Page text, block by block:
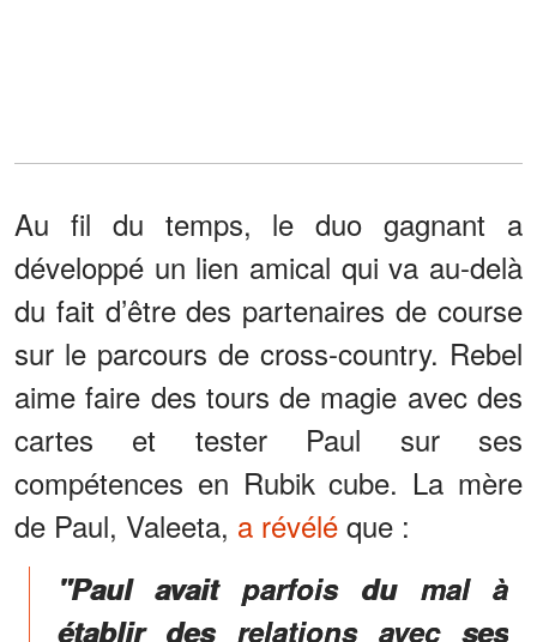
Au fil du temps, le duo gagnant a
développé un lien amical qui va au-delà
du fait d’être des partenaires de course
sur le parcours de cross-country. Rebel
aime faire des tours de magie avec des
cartes et tester Paul sur ses
compétences en Rubik cube. La mère
de Paul, Valeeta, a révélé que :
"Paul avait parfois du mal à
établir des relations avec ses